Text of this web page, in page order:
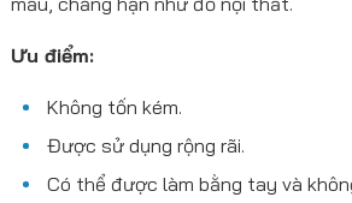
Ưu điểm:
Không tốn kém.
Được sử dụng rộng rãi.
Có thể được làm bằng tay và